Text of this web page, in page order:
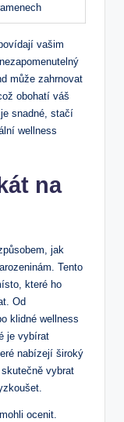
vašim
může zahrnovat
obohatí váš
snadné, stačí
wellness
na
jak
Tento
které ho
Od
klidné wellness
je vybírat
nabízejí široký
vybrat
ocenit.